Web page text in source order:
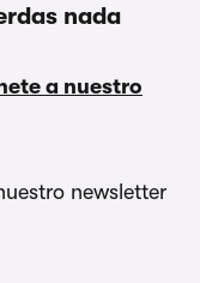
nada
a nuestro
newsletter